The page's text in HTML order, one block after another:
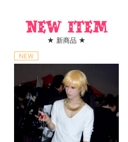
New item
★ 新商品 ★
NEW